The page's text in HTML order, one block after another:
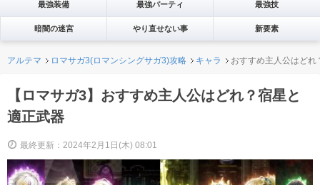
最強装備 最強パーティ 最強技
暗闇の迷宮 やり直せない事 新要素
アルテマ ロマサガ3(ロマンシングサガ3)攻略 キャラ おすすめ主人公はどれ
【ロマサガ3】おすすめ主人公はどれ？宿星と
適正武器
最終更新：2024年2月1日(木) 08:01